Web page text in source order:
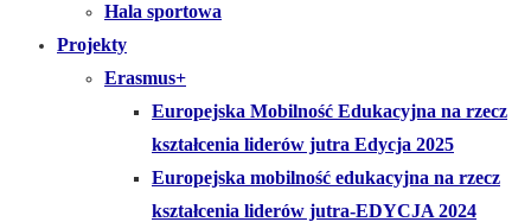
Hala sportowa
Projekty
Erasmus+
Europejska Mobilność Edukacyjna na rzecz
kształcenia liderów jutra Edycja 2025
Europejska mobilność edukacyjna na rzecz
kształcenia liderów jutra-EDYCJA 2024